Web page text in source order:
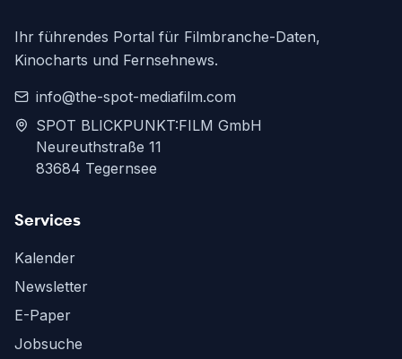
Ihr führendes Portal für Filmbranche-Daten,
Kinocharts und Fernsehnews.
info@the-spot-mediafilm.com
SPOT BLICKPUNKT:FILM GmbH
Neureuthstraße 11
83684 Tegernsee
Services
Kalender
Newsletter
E-Paper
Jobsuche